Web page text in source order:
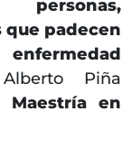
padecen
Piña
Maestría en